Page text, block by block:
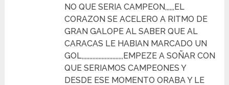
NO QUE SERIA CAMPEON,,,,,,EL
CORAZON SE ACELERO A RITMO DE
GRAN GALOPE AL SABER QUE AL
CARACAS LE HABIAN MARCADO UN
GOL,,,,,,,,,,,,,,,,,,,,,,,,,,,EMPEZE A SOÑAR CON
QUE SERIAMOS CAMPEONES Y
DESDE ESE MOMENTO ORABA Y LE